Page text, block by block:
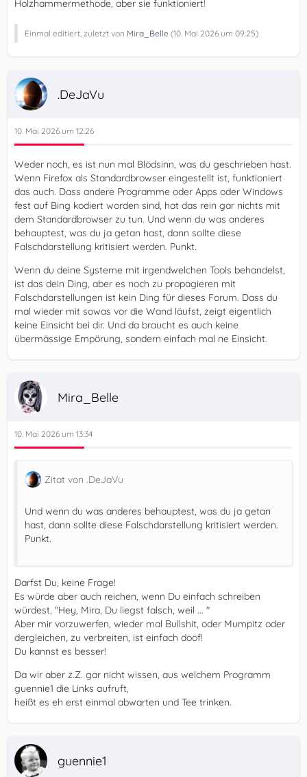
Holzhammermethode, aber sie funktioniert!
Einmal editiert, zuletzt von Mira_Belle (10. Mai 2026 um 09:25)
.DeJaVu
10. Mai 2026 um 12:26
Weder noch, es ist nun mal Blödsinn, was du geschrieben hast.
Wenn Firefox als Standardbrowser eingestellt ist, funktioniert
das auch. Dass andere Programme oder Apps oder Windows
fest auf Bing kodiert worden sind, hat das rein gar nichts mit
dem Standardbrowser zu tun. Und wenn du was anderes
behauptest, was du ja getan hast, dann sollte diese
Falschdarstellung kritisiert werden. Punkt.
Wenn du deine Systeme mit irgendwelchen Tools behandelst,
ist das dein Ding, aber es noch zu propagieren mit
Falschdarstellungen ist kein Ding für dieses Forum. Dass du
mal wieder mit sowas vor die Wand läufst, zeigt eigentlich
keine Einsicht bei dir. Und da braucht es auch keine
übermässige Empörung, sondern einfach mal ne Einsicht.
Mira_Belle
10. Mai 2026 um 13:34
Zitat von .DeJaVu
Und wenn du was anderes behauptest, was du ja getan
hast, dann sollte diese Falschdarstellung kritisiert werden.
Punkt.
Darfst Du, keine Frage!
Es würde aber auch reichen, wenn Du einfach schreiben
würdest, "Hey, Mira, Du liegst falsch, weil ... "
Aber mir vorzuwerfen, wieder mal Bullshit, oder Mumpitz oder
dergleichen, zu verbreiten, ist einfach doof!
Du kannst es besser!
Da wir aber z.Z. gar nicht wissen, aus welchem Programm
guennie1 die Links aufruft,
heißt es eh erst einmal abwarten und Tee trinken.
guennie1